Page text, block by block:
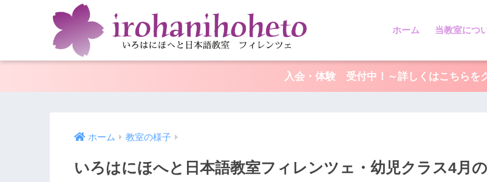
ホーム 当教室につ
入会・体験 受付中！～詳しくはこちらを
ホーム 教室の様子
いろはにほへと日本語教室フィレンツェ・幼児クラス4月の